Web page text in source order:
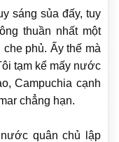
sáng sủa đấy, tuy
thuần nhất một
phủ. Ấy thế mà
tạm kể mấy nước
Campuchia cạnh
chẳng hạn.
quân chủ lập